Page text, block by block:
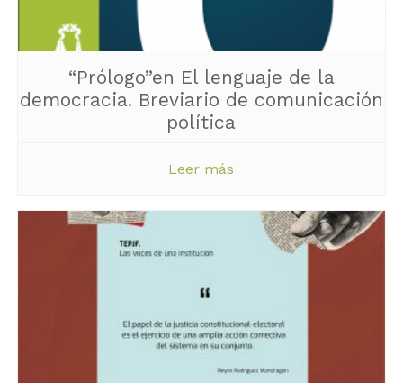
“Prólogo”en El lenguaje de la
democracia. Breviario de comunicación
política
Leer más